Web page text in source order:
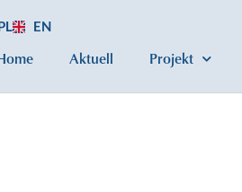
EN
Aktuell Projekt